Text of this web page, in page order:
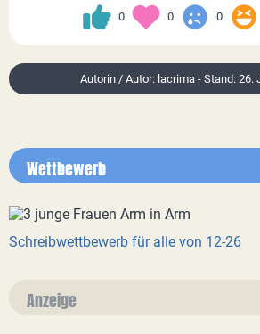
0 0 0
Autorin / Autor: lacrima - Stand: 26.
Wettbewerb
Schreibwettbewerb für alle von 12-26
Anzeige